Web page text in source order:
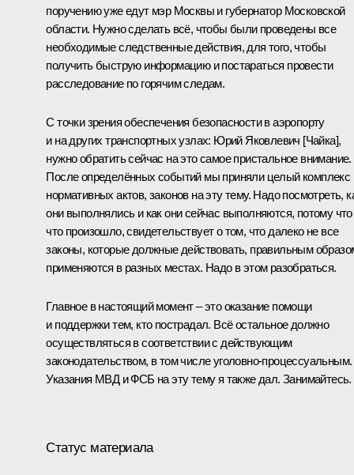
поручению уже едут мэр Москвы и губернатор Московской
области. Нужно сделать всё, чтобы были проведены все
необходимые следственные действия, для того, чтобы
получить быструю информацию и постараться провести
расследование по горячим следам.
С точки зрения обеспечения безопасности в аэропорту
и на других транспортных узлах: Юрий Яковлевич [Чайка],
нужно обратить сейчас на это самое пристальное внимание.
После определённых событий мы приняли целый комплекс
нормативных актов, законов на эту тему. Надо посмотреть,
они выполнялись и как они сейчас выполняются, потому что
что произошло, свидетельствует о том, что далеко не все
законы, которые должные действовать, правильным
применяются в разных местах. Надо в этом разобраться.
Главное в настоящий момент – это оказание помощи
и поддержки тем, кто пострадал. Всё остальное должно
осуществляться в соответствии с действующим
законодательством, в том числе уголовно-процессуальным.
Указания МВД и ФСБ на эту тему я также дал. Занимайтесь.
Статус материала